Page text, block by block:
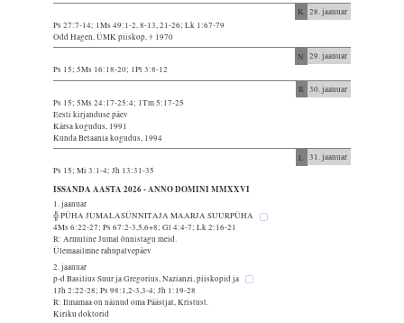
K 28. jaanuar
Ps 27:7-14; 1Ms 49:1-2, 8-13, 21-26; Lk 1:67-79
Odd Hagen, ÜMK piiskop, † 1970
N 29. jaanuar
Ps 15; 5Ms 16:18-20; 1Pt 3:8-12
R 30. jaanuar
Ps 15; 5Ms 24:17-25:4; 1Tm 5:17-25
Eesti kirjanduse päev
Kärsa kogudus, 1991
Kunda Betaania kogudus, 1994
L
31. jaanuar
Ps 15; Mi 3:1-4; Jh 13:31-35
ISSANDA AASTA 2026 - ANNO DOMINI MMXXVI
1. jaanuar
╬ PÜHA JUMALASÜNNITAJA MAARJA SUURPÜHA
4Ms 6:22-27; Ps 67:2-3,5,6+8; Gl 4:4-7; Lk 2:16-21
R: Armuline Jumal õnnistagu meid.
Ülemaailmne rahupalvepäev
2. jaanuar
p-d Basilius Suur ja Gregorius, Nazianzi, piiskopid ja
1Jh 2:22-28; Ps 98:1,2-3,3-4; Jh 1:19-28
R: Ilmamaa on näinud oma Päästjat, Kristust.
Kiriku doktorid